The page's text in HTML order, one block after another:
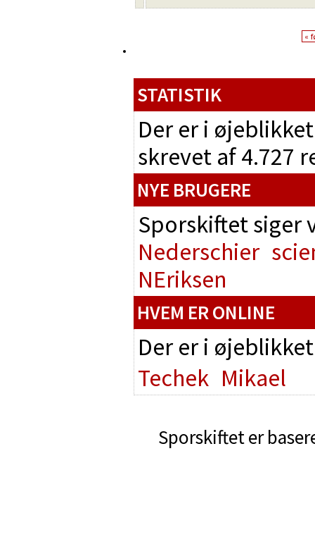
«
STATISTIK
Der er i
skrevet af 4.727
NYE BRUGERE
Sporskiftet
Nederschier
NEriksen
HVEM ER ONLINE
Der er i
Techek Mikael
Sporskiftet er